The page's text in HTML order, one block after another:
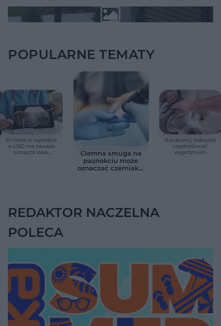
POPULARNE TEMATY
Zmiana w wątrobie
w USG nie zawsze
oznacza raka.
Ciemna smuga na
paznokciu może
oznaczać czerniaka.
Naukowcy wskazali
częstotliwość
wypróżnień
REDAKTOR NACZELNA
POLECA